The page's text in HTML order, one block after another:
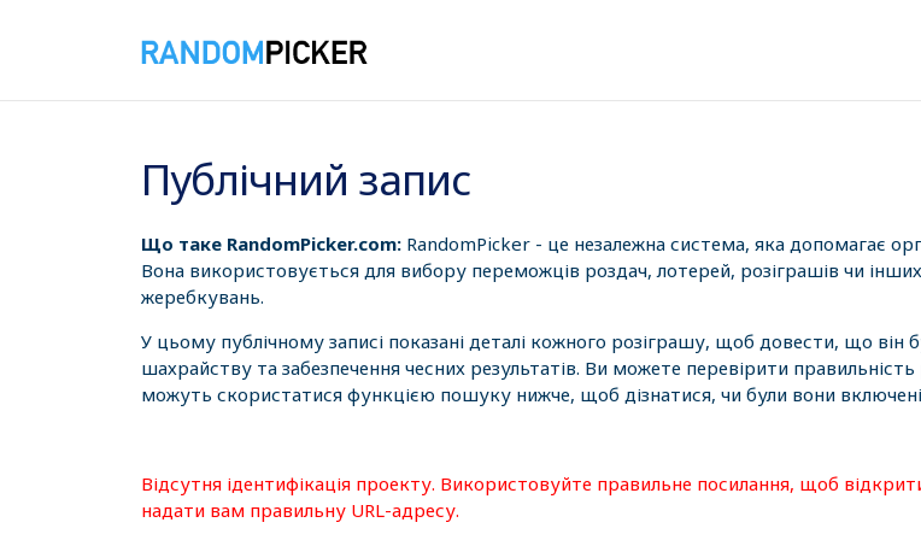
Публічний запис
Що таке RandomPicker.com: RandomPicker - це незалежна система, яка допомагає
Вона використовується для вибору переможців роздач, лотерей, розіграшів чи
жеребкувань.
У цьому публічному записі показані деталі кожного розіграшу, щоб довести, що він
шахрайству та забезпечення чесних результатів. Ви можете перевірити
можуть скористатися функцією пошуку нижче, щоб дізнатися, чи були вони
Відсутня ідентифікація проекту. Використовуйте правильне посилання, щоб
надати вам правильну URL-адресу.